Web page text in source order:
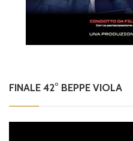
FINALE 42° BEPPE VIOLA